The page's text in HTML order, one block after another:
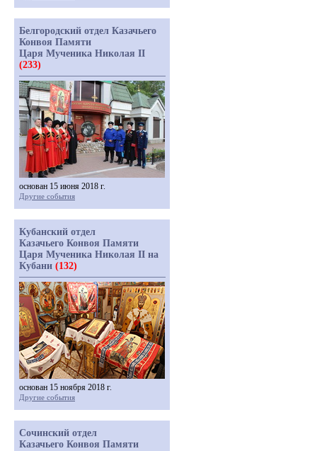
Белгородский отдел Казачьего
Конвоя Памяти
Царя Мученика Николая II
(233)
основан 15 июня 2018 г.
Другие события
Кубанский отдел
Казачьего Конвоя Памяти
Царя Мученика Николая II на
Кубани (132)
основан 15 ноября 2018 г.
Другие события
Сочинский отдел
Казачьего Конвоя Памяти